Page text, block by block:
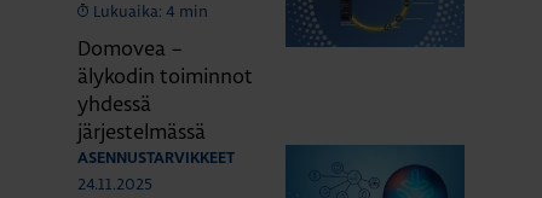
Lukuaika: 4 min
Domovea –
älykodin toiminnot
yhdessä
järjestelmässä
ASENNUSTARVIKKEET
24.11.2025